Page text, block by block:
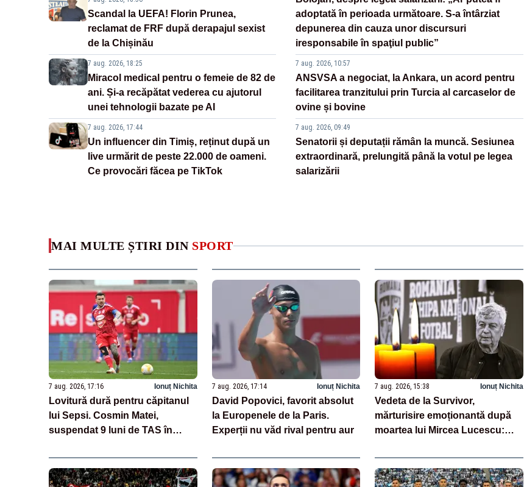
Scandal la UEFA! Florin Prunea,
reclamat de FRF după derapajul sexist
de la Chișinău
7 aug. 2026, 18:25
Miracol medical pentru o femeie de 82 de
ani. Și-a recăpătat vederea cu ajutorul
unei tehnologii bazate pe AI
7 aug. 2026, 17:44
Un influencer din Timiș, reținut după un
live urmărit de peste 22.000 de oameni.
Ce provocări făcea pe TikTok
adoptată în perioada următoare. S-a întârziat
depunerea din cauza unor discursuri
iresponsabile în spaţiul public”
7 aug. 2026, 10:57
ANSVSA a negociat, la Ankara, un acord pentru
facilitarea tranzitului prin Turcia al carcaselor de
ovine și bovine
7 aug. 2026, 09:49
Senatorii și deputații rămân la muncă. Sesiunea
extraordinară, prelungită până la votul pe legea
salarizării
MAI MULTE ȘTIRI DIN SPORT
7 aug. 2026, 17:16 Ionuț Nichita
Lovitură dură pentru căpitanul
lui Sepsi. Cosmin Matei,
suspendat 9 luni de TAS în
7 aug. 2026, 17:14 Ionuț Nichita
David Popovici, favorit absolut
la Europenele de la Paris.
Experții nu văd rival pentru aur
7 aug. 2026, 15:38 Ionuț Nichita
Vedeta de la Survivor,
mărturisire emoționantă după
moartea lui Mircea Lucescu: